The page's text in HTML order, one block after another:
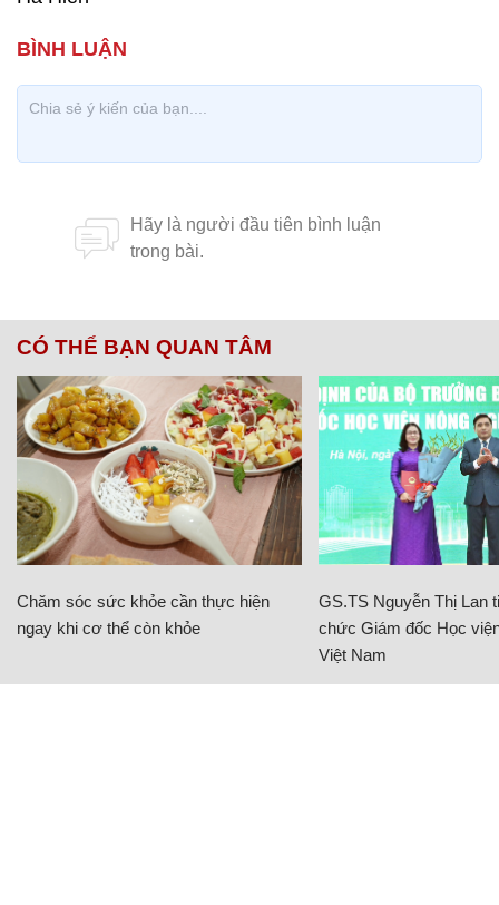
CÓ THỂ BẠN QUAN TÂM
Chăm sóc sức khỏe cần thực hiện
ngay khi cơ thể còn khỏe
GS.TS Nguyễn Thị Lan
chức Giám đốc Học
Việt Nam